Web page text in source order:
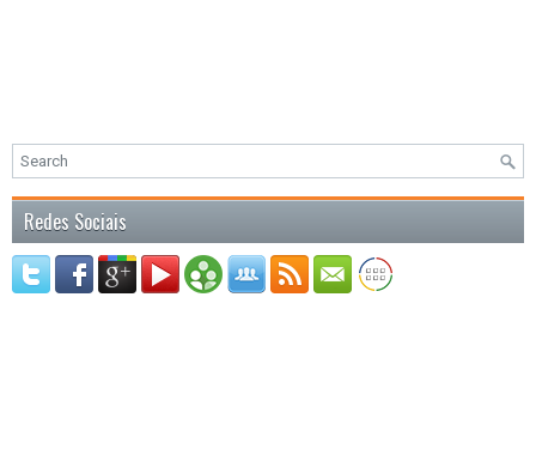
Redes Sociais